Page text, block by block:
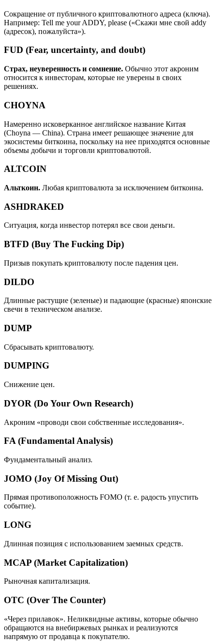
Сокращение от публичного криптовалютного адреса (ключа).
Например: Tell me your ADDY, please («Скажи мне свой addy
(адресок), пожалуйста»).
FUD (Fear, uncertainty, and doubt)
Страх, неуверенность и сомнение. Обычно этот акроним
относится к инвесторам, которые не уверены в своих
решениях.
CHOYNA
Намеренно исковерканное английское название Китая
(Choyna — China). Страна имеет решающее значение для
экосистемы биткоина, поскольку на нее приходятся основные
объемы добычи и торговли криптовалютой.
ALTCOIN
Альткоин. Любая криптовалюта за исключением биткоина.
ASHDRAKED
Ситуация, когда инвестор потерял все свои деньги.
BTFD (Buy The Fucking Dip)
Призыв покупать криптовалюту после падения цен.
DILDO
Длинные растущие (зеленые) и падающие (красные) японские
свечи в техническом анализе.
DUMP
Сбрасывать криптовалюту.
DUMPING
Снижение цен.
DYOR (Do Your Own Research)
Акроним «проводи свои собственные исследования».
FA (Fundamental Analysis)
Фундаментальный анализ.
JOMO (Joy Of Missing Out)
Прямая противоположность FOMO (т. е. радость упустить
событие).
LONG
Длинная позиция с использованием заемных средств.
MCAP (Market Capitalization)
Рыночная капитализация.
OTC (Over The Counter)
«Через прилавок». Неликвидные активы, которые обычно
обращаются на внебиржевых рынках и реализуются
напрямую от продавца к покупателю.